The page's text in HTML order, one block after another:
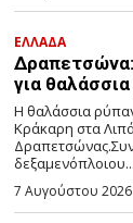
ΕΛΛΑΔΑ
για
Η θαλάσσια
Κράκαρη στα
δεξαμενόπλοιου...
7 Αυγούστου 2026